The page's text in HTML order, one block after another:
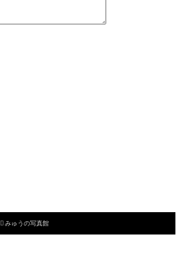
 みゅうの写真館